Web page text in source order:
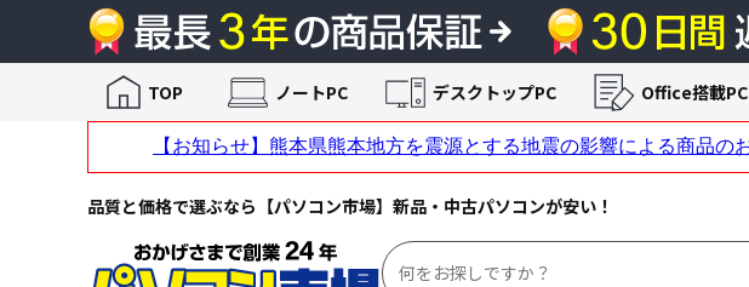
品質と価格で選ぶなら【パソコン市場】新品・中古パソコンが安い！
TOP ノートPC デスクトップPC Office搭載PC